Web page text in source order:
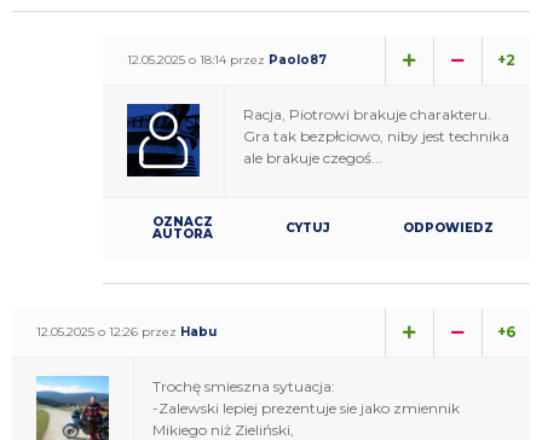
12.05.2025 o 18:14 przez Paolo87 +2
Racja, Piotrowi brakuje charakteru.
Gra tak bezpłciowo, niby jest technika
ale brakuje czegoś...
OZNACZ
AUTORA CYTUJ ODPOWIEDZ
12.05.2025 o 12:26 przez Habu +6
Trochę smieszna sytuacja:
-Zalewski lepiej prezentuje sie jako zmiennik
Mikiego niż Zieliński,